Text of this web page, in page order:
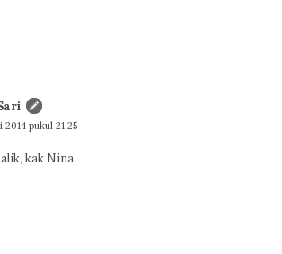
2014 pukul 21.25
kak Nina.